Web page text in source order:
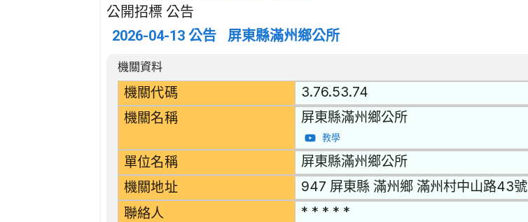
公開招標 公告
2026-04-13 公告 屏東縣滿州鄉公所
招標公告詳細內容
機關資料
機關代碼 3.76.53.74
機關名稱 屏東縣滿州鄉公所
教學
單位名稱 屏東縣滿州鄉公所
機關地址 947 屏東縣 滿州鄉 滿州村中山路43號
聯絡人 * * * * *